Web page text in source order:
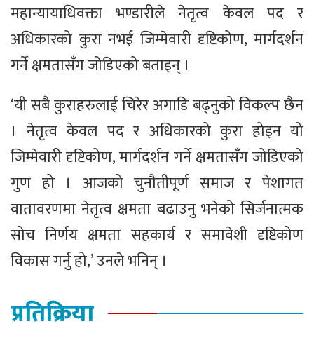
महान्यायाधिवक्ता भण्डारीले नेतृत्व केवल पद र
अधिकारको कुरा नभई जिम्मेवारी दृष्टिकोण, मार्गदर्शन
गर्ने क्षमतासँग जोडिएको बताइन् ।
‘यी सबै कुराहरुलाई चिरेर अगाडि बढ्नुको विकल्प छैन
। नेतृत्व केवल पद र अधिकारको कुरा होइन यो
जिम्मेवारी दृष्टिकोण, मार्गदर्शन गर्ने क्षमतासँग जोडिएको
गुण हो । आजको चुनौतीपूर्ण समाज र पेशागत
वातावरणमा नेतृत्व क्षमता बढाउनु भनेको सिर्जनात्मक
सोच निर्णय क्षमता सहकार्य र समावेशी दृष्टिकोण
विकास गर्नु हो,’ उनले भनिन् ।
प्रतिक्रिया